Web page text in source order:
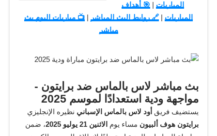
المباريات | 🎯 أهداف
المباريات | 🔗 روابط البث المباشر | 📺 مباريات اليوم بث
مباشر
بث مباشر لاس بالماس ضد برايتون -
مواجهة ودية استعدادًا لموسم 2025
يستضيف فريق أود لاس بالماس الإسباني نظيره الإنجليزي
برايتون هوف ألبيون مساء يوم الاثنين 21 يوليو 2025
، ضمن